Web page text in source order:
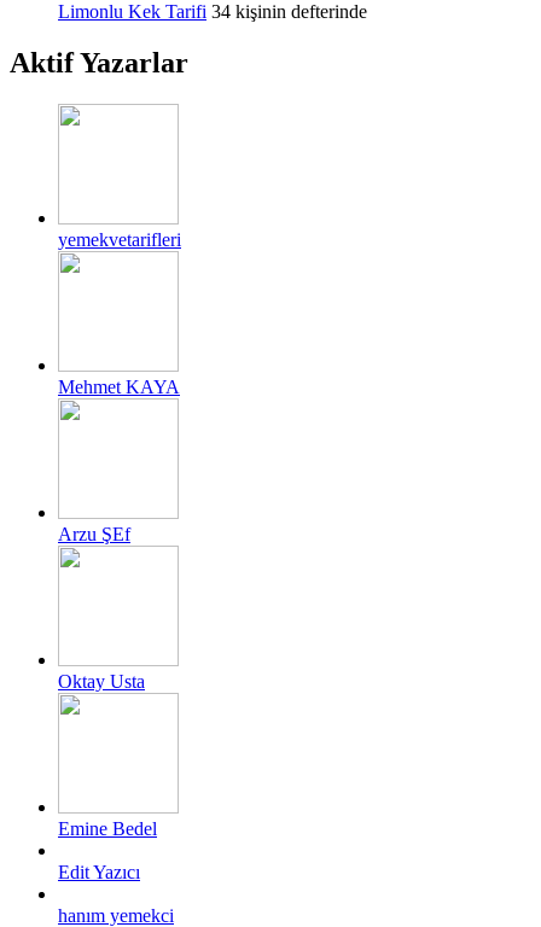
Limonlu Kek Tarifi 34 kişinin defterinde
Aktif Yazarlar
yemekvetarifleri
Mehmet KAYA
Arzu ŞEf
Oktay Usta
Emine Bedel
Edit Yazıcı
hanım yemekci